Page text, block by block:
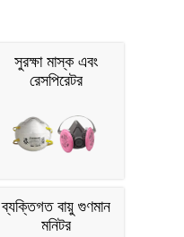
সুরক্ষা মাস্ক এবং
রেসপিরেটর
ব্যক্তিগত বায়ু গুণমান
মনিটর